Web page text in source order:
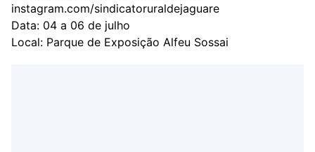
instagram.com/sindicatoruraldejaguare
Data: 04 a 06 de julho
Local: Parque de Exposição Alfeu Sossai